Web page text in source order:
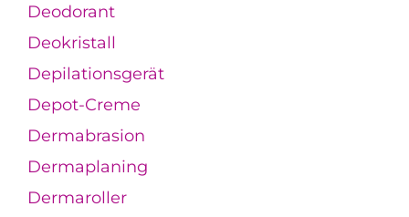
Deodorant
Deokristall
Depilationsgerät
Depot-Creme
Dermabrasion
Dermaplaning
Dermaroller